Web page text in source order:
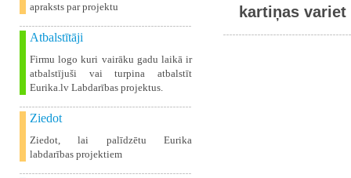
apraksts par projektu
Atbalstītāji
Firmu logo kuri vairāku gadu laikā ir
atbalstījuši vai turpina atbalstīt
Eurika.lv Labdarības projektus.
Ziedot
Ziedot, lai palīdzētu Eurika
labdarības projektiem
kartiņas variet